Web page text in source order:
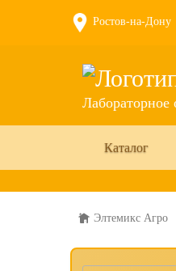
Ростов-на-Дону
Каталог
Элтемикс Агро